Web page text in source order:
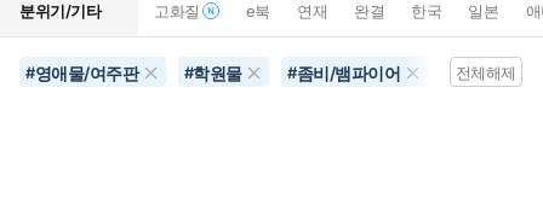
분위기/기타 고화질 e북 연재 완결 한국 일본
#영애물/여주판 #학원물 #좀비/뱀파이어 별점100개
전체해제